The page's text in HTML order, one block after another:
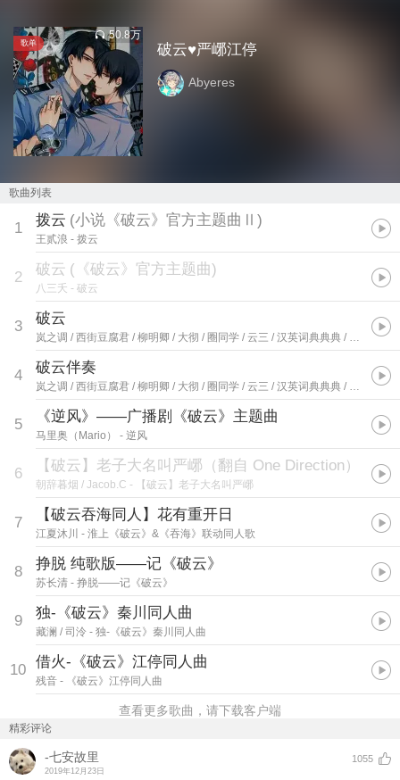
歌单
50.8万
破云♥严峫江停
Abyeres
歌曲列表
1 拨云 (小说《破云》官方主题曲Ⅱ )
王贰浪 - 拨云
2 破云 ( 《破云》官方主题曲)
八三夭 - 破云
3 破云
岚之调 / 西街豆腐君 / 柳明卿 / 大彻 / 圈同学 / 云三 / 汉英词典典典 / 琴酒蜀黍
4 破云伴奏
岚之调 / 西街豆腐君 / 柳明卿 / 大彻 / 圈同学 / 云三 / 汉英词典典典 / 琴酒蜀黍
5 《逆风》——广播剧《破云》主题曲
马里奥（Mario） - 逆风
6 【破云】老子大名叫严峫（翻自 One Direction）
朝辞暮烟 / Jacob.C - 【破云】老子大名叫严峫
7 【破云吞海同人】花有重开日
江夏沐川 - 淮上《破云》&《吞海》联动同人歌
8 挣脱 纯歌版——记《破云》
苏长清 - 挣脱——记《破云》
9 独-《破云》秦川同人曲
藏澜 / 司泠 - 独-《破云》秦川同人曲
10 借火-《破云》江停同人曲
残音 - 《破云》江停同人曲
查看更多歌曲，请下载客户端
精彩评论
-七安故里
2019年12月23日
1055